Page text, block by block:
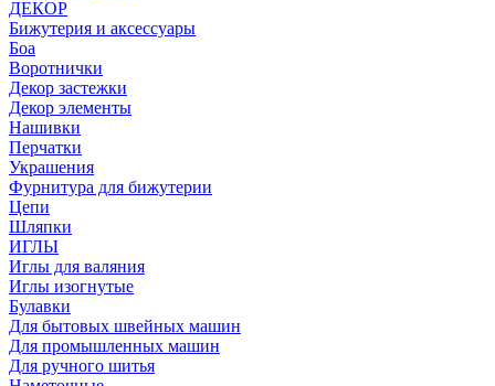
ДЕКОР
Бижутерия и аксессуары
Боа
Воротнички
Декор застежки
Декор элементы
Нашивки
Перчатки
Украшения
Фурнитура для бижутерии
Цепи
Шляпки
ИГЛЫ
Иглы для валяния
Иглы изогнутые
Булавки
Для бытовых швейных машин
Для промышленных машин
Для ручного шитья